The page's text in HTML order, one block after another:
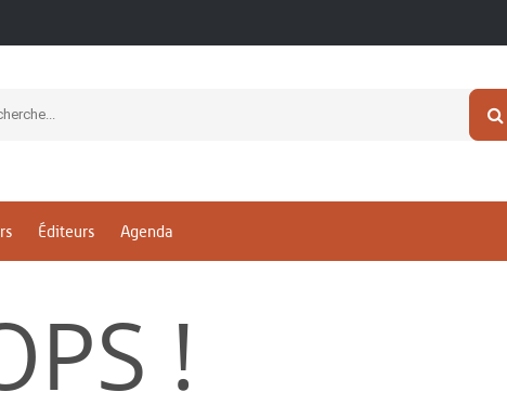
Éditeurs Agenda
!